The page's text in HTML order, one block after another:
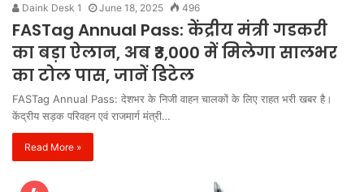
Daink Desk 1 June 18, 2025 496
FASTag Annual Pass: केंद्रीय मंत्री गडकरी
का बड़ा ऐलान, अब ₹3,000 में मिलेगा सालभर
का टोल पास, जानें डिटेल
FASTag Annual Pass: देशभर के निजी वाहन चालकों के लिए राहत भरी खबर है।
केंद्रीय सड़क परिवहन एवं राजमार्ग मंत्री…
Read More »